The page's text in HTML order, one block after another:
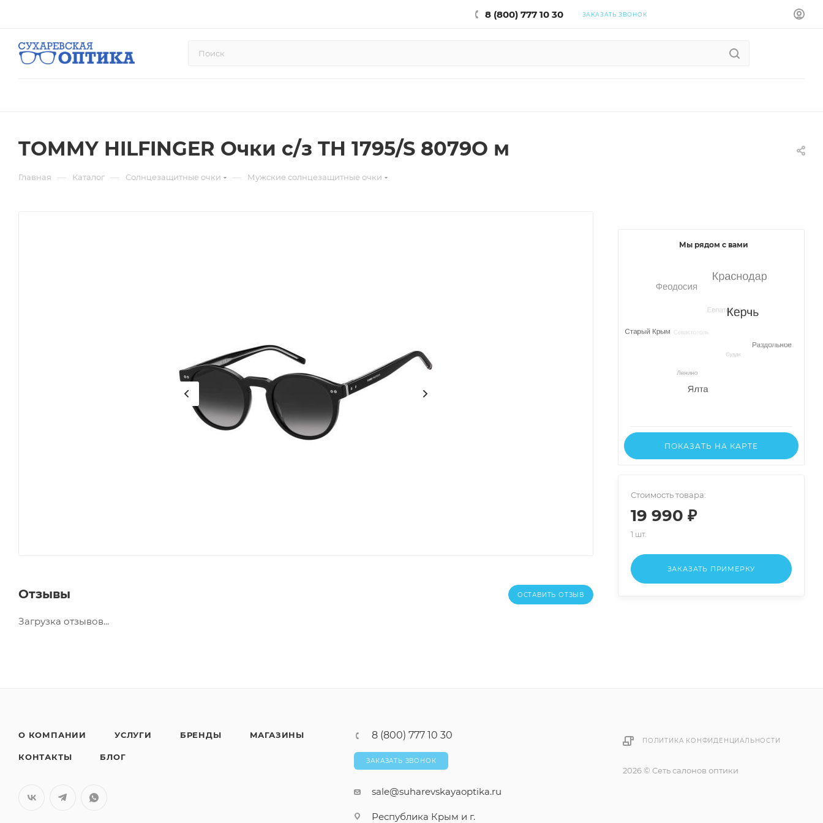
8 (800) 777 10 30 ЗАКАЗАТЬ ЗВОНОК
TOMMY HILFINGER Очки с/з TH 1795/S 8079O м
Главная — Каталог — Солнцезащитные очки — Мужские солнцезащитные очки
Отзывы ОСТАВИТЬ ОТЗЫВ
Загрузка отзывов...
Мы рядом с вами
ПОКАЗАТЬ НА КАРТЕ
Стоимость товара:
19 990 ₽
1 шт.
ЗАКАЗАТЬ ПРИМЕРКУ
О КОМПАНИИ УСЛУГИ БРЕНДЫ МАГАЗИНЫ
КОНТАКТЫ БЛОГ
8 (800) 777 10 30
ЗАКАЗАТЬ ЗВОНОК
sale@suharevskayaoptika.ru
Республика Крым и г.
ПОЛИТИКА КОНФИДЕНЦИАЛЬНОСТИ
2026 © Сеть салонов оптики